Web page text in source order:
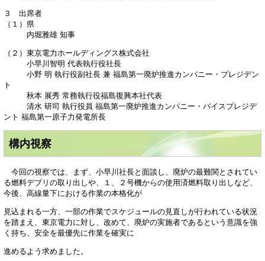
３ 出席者
（１）県
内堀雅雄 知事
（２）東京電力ホールディングス株式会社
小早川智明 代表執行役社長
小野 明 執行役副社長 兼 福島第一廃炉推進カンパニー・プレジデン
ト
秋本 展秀 常務執行役福島復興本社代表
清水 研司 執行役員 福島第一廃炉推進カンパニー・バイスプレジデ
ント 福島第一原子力発電所長
構内視察
今回の視察では、まず、小早川社長と面談し、廃炉の最難関とされてい
る燃料デブリの取り出しや、１、２号機からの使用済燃料取り出しなど、
今後、高線量下における作業の本格化が
見込まれる一方、一部の作業でスケジュールの見直しが行われている状況
を踏まえ、東京電力に対し、改めて、廃炉の実施者であるという意識を強
く持ち、安全を最優先に作業を確実に
進めるよう求めました。